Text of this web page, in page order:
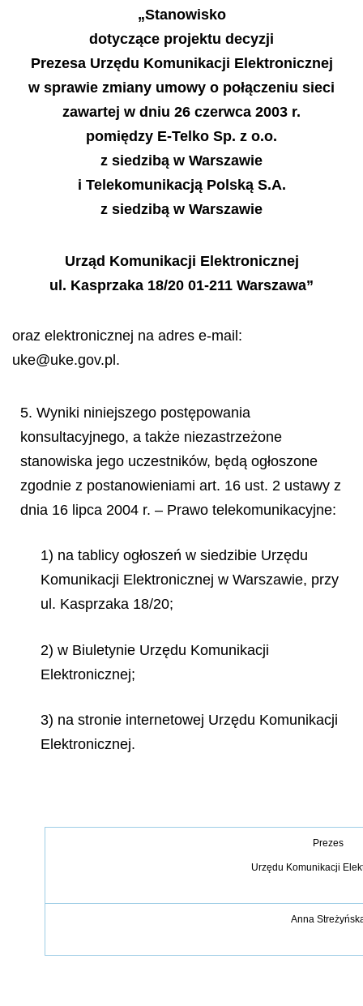
„Stanowisko
dotyczące projektu decyzji
Prezesa Urzędu Komunikacji Elektronicznej
w sprawie zmiany umowy o połączeniu sieci
zawartej w dniu 26 czerwca 2003 r.
pomiędzy E-Telko Sp. z o.o.
z siedzibą w Warszawie
i Telekomunikacją Polską S.A.
z siedzibą w Warszawie
Urząd Komunikacji Elektronicznej
ul. Kasprzaka 18/20 01-211 Warszawa”
oraz elektronicznej na adres e-mail:
uke@uke.gov.pl.
5. Wyniki niniejszego postępowania
konsultacyjnego, a także niezastrzeżone
stanowiska jego uczestników, będą ogłoszone
zgodnie z postanowieniami art. 16 ust. 2 ustawy z
dnia 16 lipca 2004 r. – Prawo telekomunikacyjne:
1) na tablicy ogłoszeń w siedzibie Urzędu
Komunikacji Elektronicznej w Warszawie, przy
ul. Kasprzaka 18/20;
2) w Biuletynie Urzędu Komunikacji
Elektronicznej;
3) na stronie internetowej Urzędu Komunikacji
Elektronicznej.
Prezes
Urzędu Komunikacji
Anna